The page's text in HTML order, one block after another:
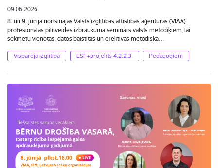
09.06.2026.
8. un 9. jūnijā norisinājās Valsts izglītības attīstības aģentūras (VIAA)
profesionālās pilnveides izbraukuma seminārs valsts metodiķiem, lai
sekmētu vienotas, datos balstītas un efektīvas metodiskā…
Visparējā izglītība ESF+projekts 4.2.2.3. Pedagogiem